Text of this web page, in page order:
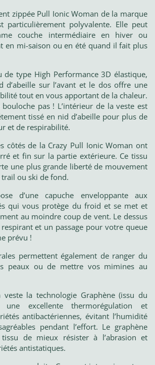
zippée Pull Ionic Woman de la marque
particulièrement polyvalente. Elle peut
couche intermédiaire en hiver ou
en mi-saison ou en été quand il fait plus
de type High Performance 3D élastique,
d’abeille sur l’avant et le dos offre une
tout en vous apportant de la chaleur.
pas ! L’intérieur de la veste est
tissé en nid d’abeille pour plus de
et de respirabilité.
côtés de la Crazy Pull Ionic Woman ont
et fin sur la partie extérieure. Ce tissu
une plus grande liberté de mouvement
ou ski de fond.
d’une capuche enveloppante aux
qui vous protège du froid et se met et
au moindre coup de vent. Le dessus
et un passage pour votre queue
prévu !
permettent également de ranger du
peaux ou de mettre vos mimines au
la technologie Graphène (issu du
une excellente thermorégulation et
antibactériennes, évitant l’humidité
pendant l’effort. Le graphène
de mieux résister à l’abrasion et
antistatiques.